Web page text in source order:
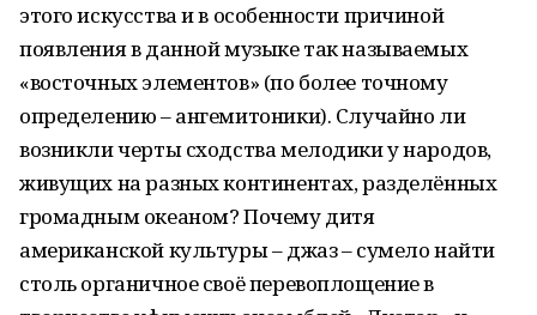
этого искусства и в особенности причиной
появления в данной музыке так называемых
«восточных элементов» (по более точному
определению – ангемитоники). Случайно ли
возникли черты сходства мелодики у народов,
живущих на разных континентах, разделённых
громадным океаном? Почему дитя
американской культуры – джаз – сумело найти
столь органичное своё перевоплощение в